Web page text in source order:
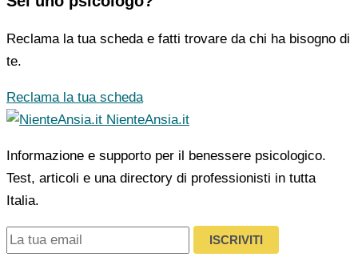
Reclama la tua scheda e fatti trovare da chi ha bisogno di
te.
Reclama la tua scheda
NienteAnsia.it
Informazione e supporto per il benessere psicologico.
Test, articoli e una directory di professionisti in tutta
Italia.
ISCRIVITI